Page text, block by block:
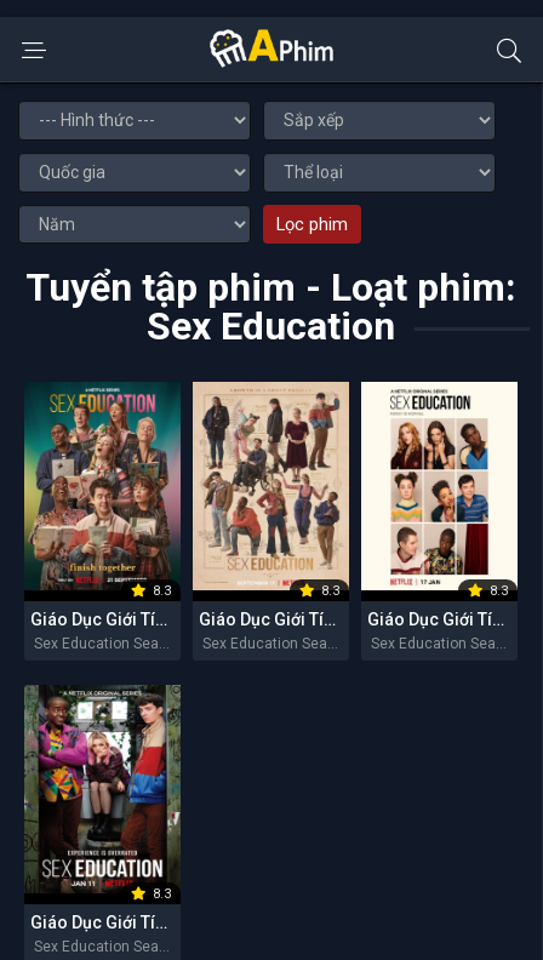
Lọc phim
Tuyển tập phim - Loạt phim:
Sex Education
8.3
Giáo Dục Giới Tính (Mùa 4)
Sex Education Season 4 2023
8.3
Giáo Dục Giới Tính (Mùa 3)
Sex Education Season 3 2021
8.3
Giáo Dục Giới Tính (Mùa 2)
Sex Education Season 2 2020
8.3
Giáo Dục Giới Tính (Mùa 1)